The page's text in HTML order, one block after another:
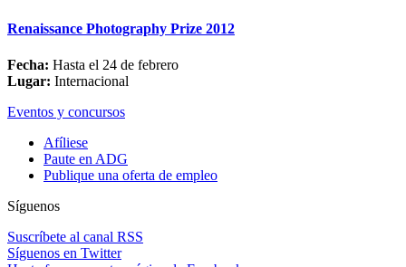
Renaissance Photography Prize 2012
Fecha: Hasta el 24 de febrero
Lugar: Internacional
Eventos y concursos
Afíliese
Paute en ADG
Publique una oferta de empleo
Síguenos
Suscríbete al canal RSS
Síguenos en Twitter